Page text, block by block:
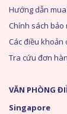
Hướng dẫn
Chính sách bảo
Các điều khoản
Tra cứu đơn
VĂN PHÒNG
Singapore